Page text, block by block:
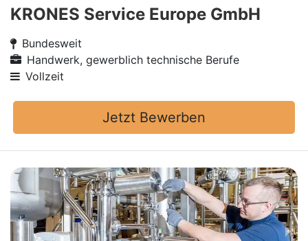
KRONES Service Europe GmbH
Bundesweit
Handwerk, gewerblich technische Berufe
Vollzeit
Jetzt Bewerben